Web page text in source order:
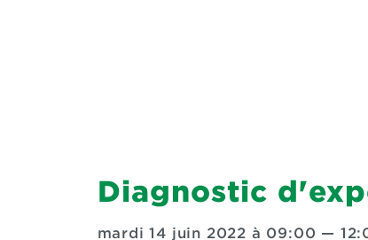
Diagnostic
mardi 14 juin 2022 à 09:00 —